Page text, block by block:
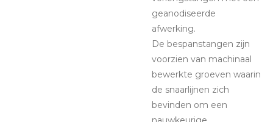
geanodiseerde
afwerking.
De bespanstangen zijn
voorzien van machinaal
bewerkte groeven waarin
de snaarlijnen zich
bevinden om een ​​